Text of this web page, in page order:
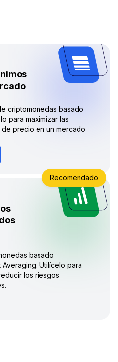
criptomonedas basado
para maximizar las
precio en un mercado
basado
Utilícelo para
los riesgos
Recomendado